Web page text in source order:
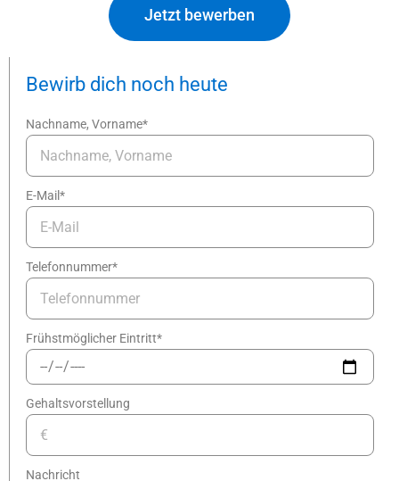
Jetzt bewerben
Bewirb dich noch heute
Nachname, Vorname*
E-Mail*
Telefonnummer*
Frühstmöglicher Eintritt*
Gehaltsvorstellung
Nachricht